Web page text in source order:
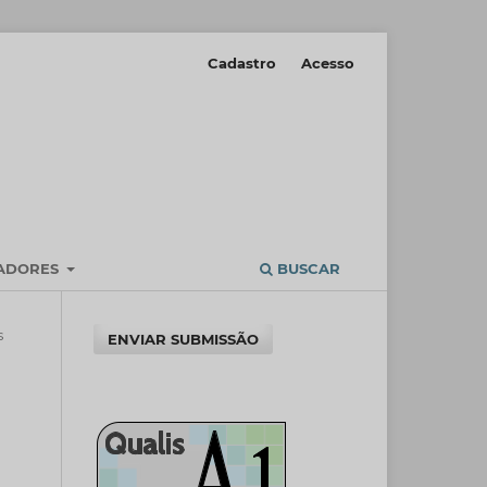
BUSCAR
Cadastro Acesso
ENVIAR SUBMISSÃO